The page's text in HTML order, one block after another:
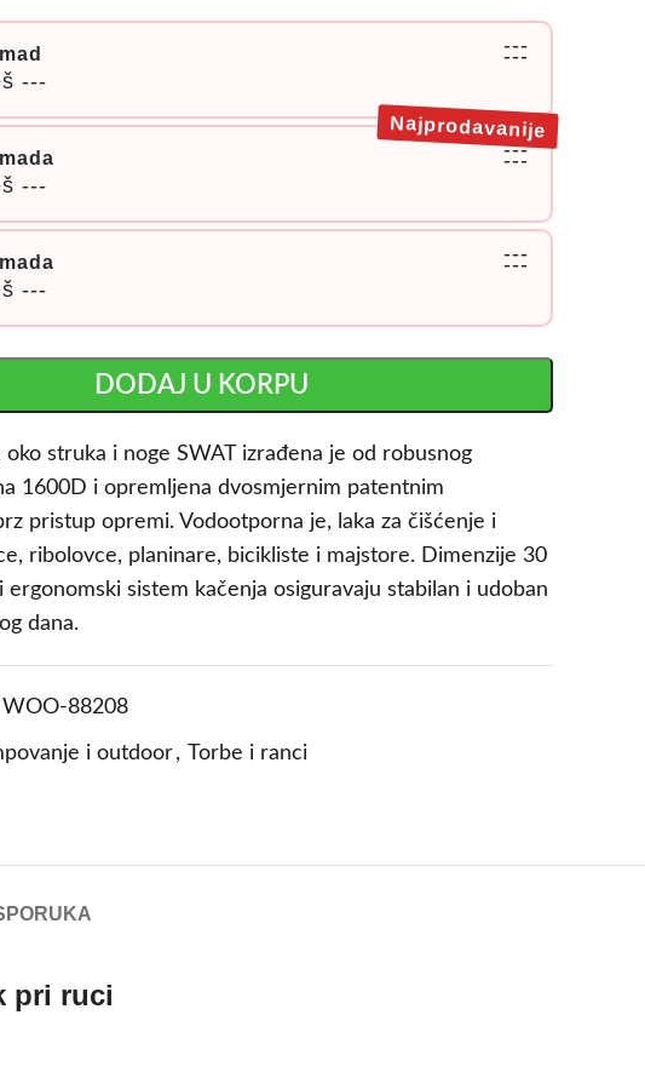
---
---
---
---
---
---
Najprodavanije
---
---
---
DODAJ U KORPU
oko struka i noge SWAT izrađena je od robusnog
1600D i opremljena dvosmjernim patentnim
pristup opremi. Vodootporna je, laka za čišćenje i
ribolovce, planinare, bicikliste i majstore. Dimenzije 30
ergonomski sistem kačenja osiguravaju stabilan i udoban
dana.
WOO-88208
i outdoor, Torbe i ranci
pri ruci